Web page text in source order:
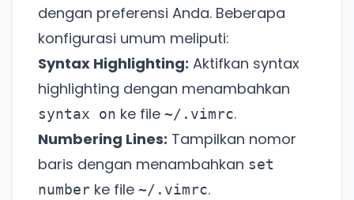
dengan preferensi Anda. Beberapa
konfigurasi umum meliputi:
Syntax Highlighting: Aktifkan syntax
highlighting dengan menambahkan
syntax on ke file ~/.vimrc.
Numbering Lines: Tampilkan nomor
baris dengan menambahkan set
number ke file ~/.vimrc.